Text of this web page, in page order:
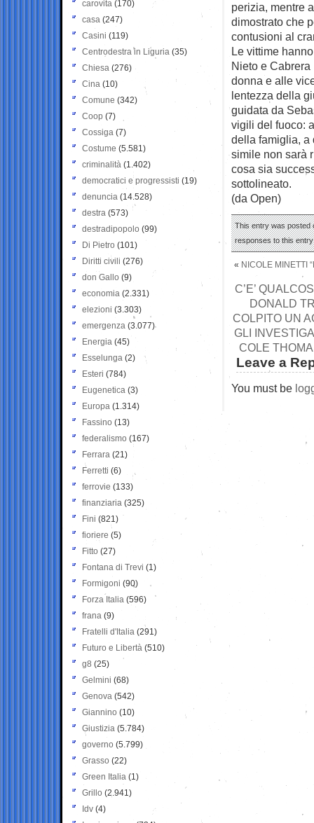
perizia, mentre
dimostrato che
contusioni al
Le vittime
Nieto e
donna e alle
lentezza della
guidata da
vigili del fuoco:
della famiglia, a
simile non sarà
cosa sia
sottolineato.
(da Open)
This entry was posted
responses to this
« NICOLE MINETTI
C’E’
DONALD
COLPITO UN
GLI
COLE
Leave a
You must be
carovita (170)
casa (247)
Casini (119)
Centrodestra in Liguria (35)
Chiesa (276)
Cina (10)
Comune (342)
Coop (7)
Cossiga (7)
Costume (5.581)
criminalità (1.402)
democratici e progressisti (19)
denuncia (14.528)
destra (573)
destradipopolo (99)
Di Pietro (101)
Diritti civili (276)
don Gallo (9)
economia (2.331)
elezioni (3.303)
emergenza (3.077)
Energia (45)
Esselunga (2)
Esteri (784)
Eugenetica (3)
Europa (1.314)
Fassino (13)
federalismo (167)
Ferrara (21)
Ferretti (6)
ferrovie (133)
finanziaria (325)
Fini (821)
fioriere (5)
Fitto (27)
Fontana di Trevi (1)
Formigoni (90)
Forza Italia (596)
frana (9)
Fratelli d'Italia (291)
Futuro e Libertà (510)
g8 (25)
Gelmini (68)
Genova (542)
Giannino (10)
Giustizia (5.784)
governo (5.799)
Grasso (22)
Green Italia (1)
Grillo (2.941)
Idv (4)